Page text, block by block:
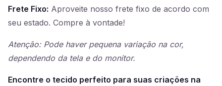
Frete Fixo: Aproveite nosso frete fixo de acordo com
seu estado. Compre à vontade!
Atenção: Pode haver pequena variação na cor,
dependendo da tela e do monitor.
Encontre o tecido perfeito para suas criações na